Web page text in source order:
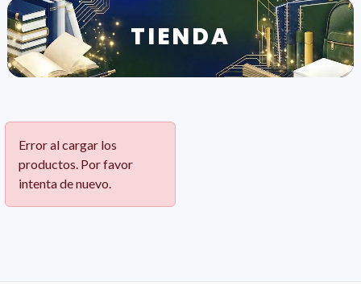
TIENDA
Error al cargar los
productos. Por favor
intenta de nuevo.